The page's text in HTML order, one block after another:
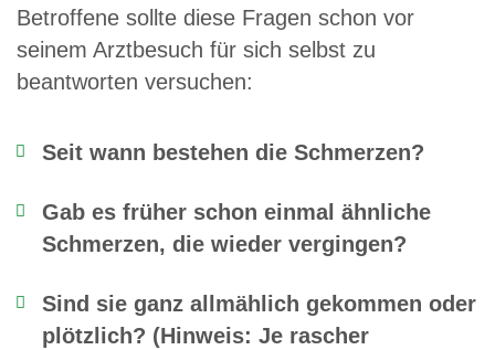
Betroffene sollte diese Fragen schon vor
seinem Arztbesuch für sich selbst zu
beantworten versuchen:
Seit wann bestehen die Schmerzen?
Gab es früher schon einmal ähnliche
Schmerzen, die wieder vergingen?
Sind sie ganz allmählich gekommen oder
plötzlich? (Hinweis: Je rascher